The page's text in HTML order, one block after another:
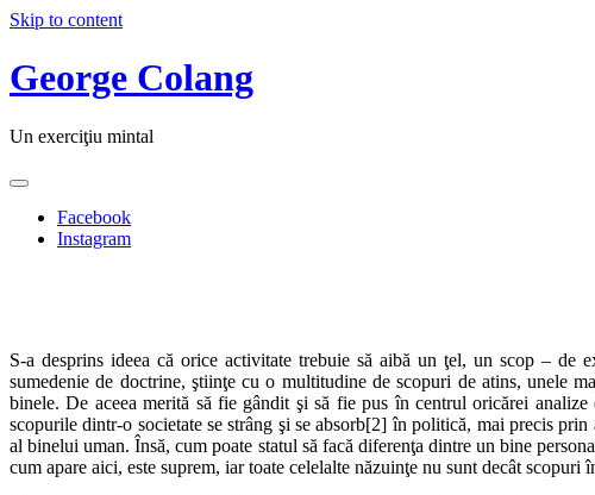
Skip to content
George Colang
Un exerciţiu mintal
Facebook
Instagram
S-a desprins ideea că orice activitate trebuie să aibă un ţel, un scop – de
sumedenie de doctrine, ştiinţe cu o multitudine de scopuri de atins, unele
binele. De aceea merită să fie gândit şi să fie pus în centrul oricărei
scopurile dintr-o societate se strâng şi se absorb[2] în politică, mai precis
al binelui uman. Însă, cum poate statul să facă diferenţa dintre un bine
cum apare aici, este suprem, iar toate celelalte năzuinţe nu sunt decât